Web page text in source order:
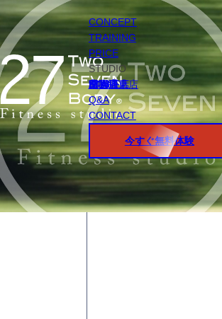
CONCEPT
TRAINING
PRICE
STUDIO
円山店
白石店
桑園店
北18条店
宮の沢店
環状通東店
STAFF
Q&A
CONTACT
今すぐ無料体験